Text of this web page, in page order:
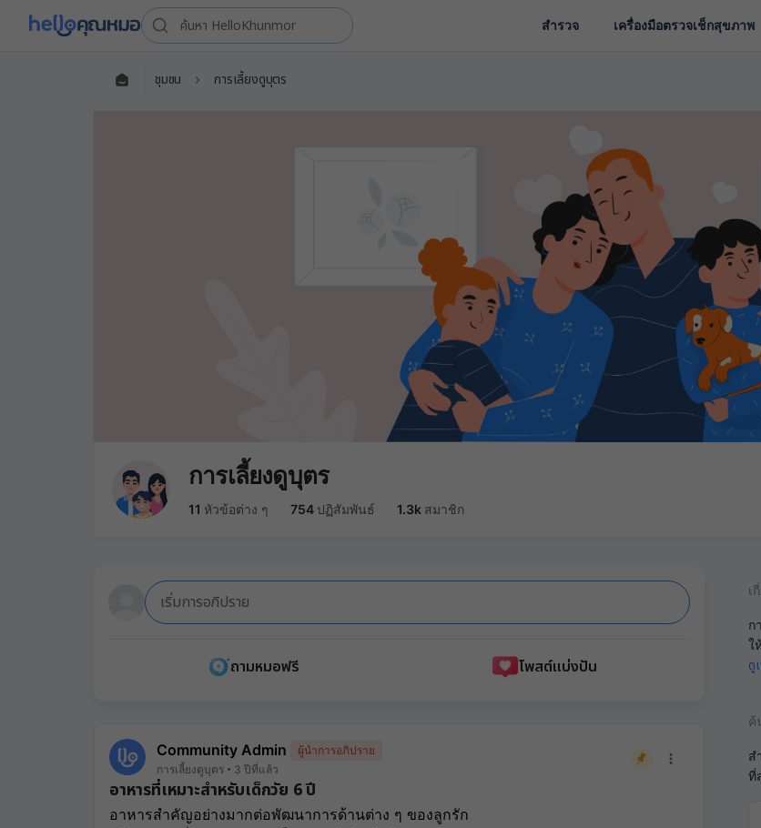
สำรวจ เครื่องมือตรวจเช็กสุขภาพ
ชุมชน การเลี้ยงดูบุตร
การเลี้ยงดูบุตร
11 หัวข้อต่าง ๆ 754 ปฏิสัมพันธ์ 1.3k สมาชิก
เริ่มการอภิปราย
ถามหมอฟรี โพสต์แบ่งปัน
Community Admin
ผู้นำการอภิปราย
การเลี้ยงดูบุตร
3 ปีที่แล้ว
อาหารที่เหมาะสำหรับเด็กวัย 6 ปี
﻿อาหารสำคัญอย่างมากต่อพัฒนาการด้านต่าง ๆ ของลูกรัก
เ
ก
ใ
ดู
ค้
ส
ที่